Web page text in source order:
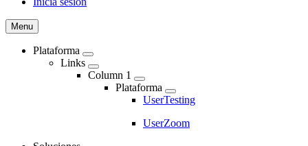
CTA
Menu
Plataforma
Links
Column 1
Plataforma
UserTesting
UserZoom